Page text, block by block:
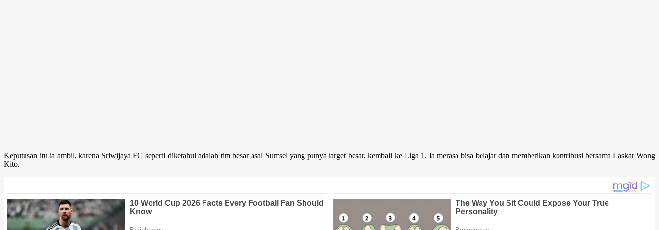
Keputusan itu ia ambil, karena Sriwijaya FC seperti diketahui adalah tim besar asal Sumsel yang punya target besar, kembali ke Liga 1. Ia merasa bisa belajar dan memberikan kontribusi bersama Laskar Wong
Kito.